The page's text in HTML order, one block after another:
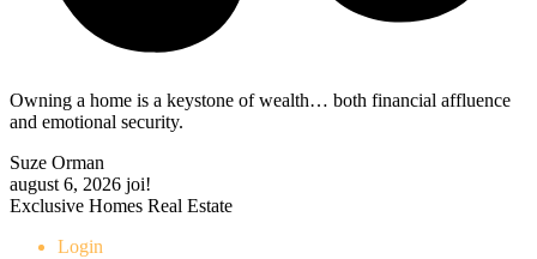
Owning a home is a keystone of wealth… both financial affluence
and emotional security.
Suze Orman
august 6, 2026 joi!
Exclusive Homes Real Estate
Login